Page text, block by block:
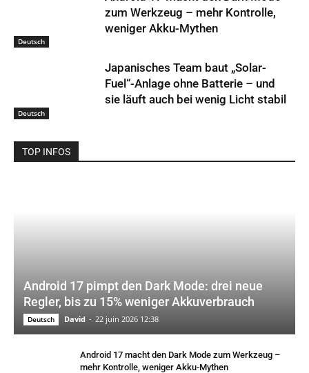
Deutsch
zum Werkzeug – mehr Kontrolle,
weniger Akku-Mythen
Deutsch
Japanisches Team baut „Solar-
Fuel“-Anlage ohne Batterie – und
sie läuft auch bei wenig Licht stabil
TOP INFOS
Android 17 pimpt den Dark Mode: drei neue
Regler, bis zu 15% weniger Akkuverbrauch
Deutsch David - 22 juin 2026 12:38
Android 17 macht den Dark Mode zum Werkzeug –
mehr Kontrolle, weniger Akku-Mythen